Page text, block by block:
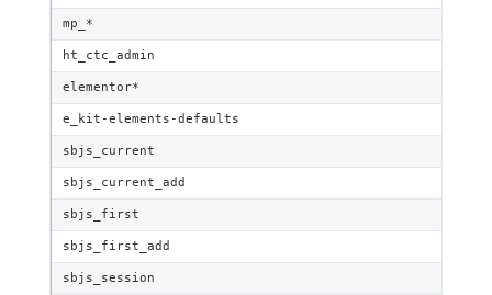
mp_*
ht_ctc_admin
elementor*
e_kit-elements-defaults
sbjs_current
sbjs_current_add
sbjs_first
sbjs_first_add
sbjs_session